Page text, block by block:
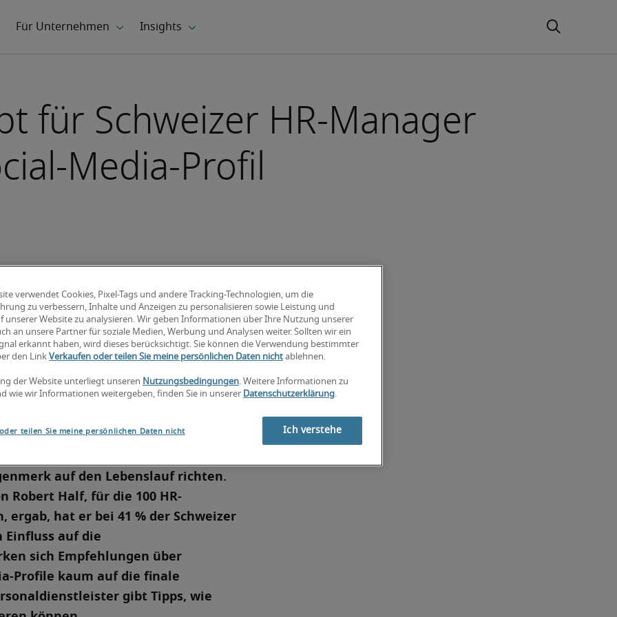
für Schweizer HR-Manager
Media-Profil
und
Sommermonate dazu nutzen, ihr
bei den Vorbereitungen ihres
auf den Lebenslauf richten.
Half, für die 100 HR-
hat er bei 41 % der Schweizer
auf die
sich Empfehlungen über
Profile kaum auf die finale
gibt Tipps, wie
verwendet Cookies, Pixel-Tags und andere Tracking-Technologien, um die
zu verbessern, Inhalte und Anzeigen zu personalisieren sowie Leistung und
unserer Website zu analysieren. Wir geben Informationen über Ihre Nutzung unserer
an unsere Partner für soziale Medien, Werbung und Analysen weiter. Sollten wir ein
erkannt haben, wird dieses berücksichtigt. Sie können die Verwendung bestimmter
den Link Verkaufen oder teilen Sie meine persönlichen Daten nicht ablehnen.
der Website unterliegt unseren Nutzungsbedingungen . Weitere Informationen zu
wie wir Informationen weitergeben, finden Sie in unserer Datenschutzerklärung
teilen Sie meine persönlichen Daten nicht Ich verstehe